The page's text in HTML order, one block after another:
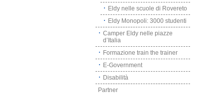
Eldy nelle scuole di Rovereto
Eldy Monopoli: 3000 studenti
Camper Eldy nelle piazze
d’Italia
Formazione train the trainer
E-Government
Disabilità
Partner